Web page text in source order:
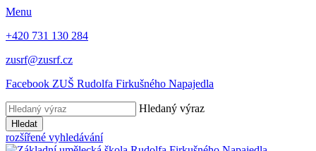
Menu
+420 731 130 284
zusrf@zusrf.cz
Facebook ZUŠ Rudolfa Firkušného Napajedla
Hledaný výraz
Hledat
rozšířené vyhledávání